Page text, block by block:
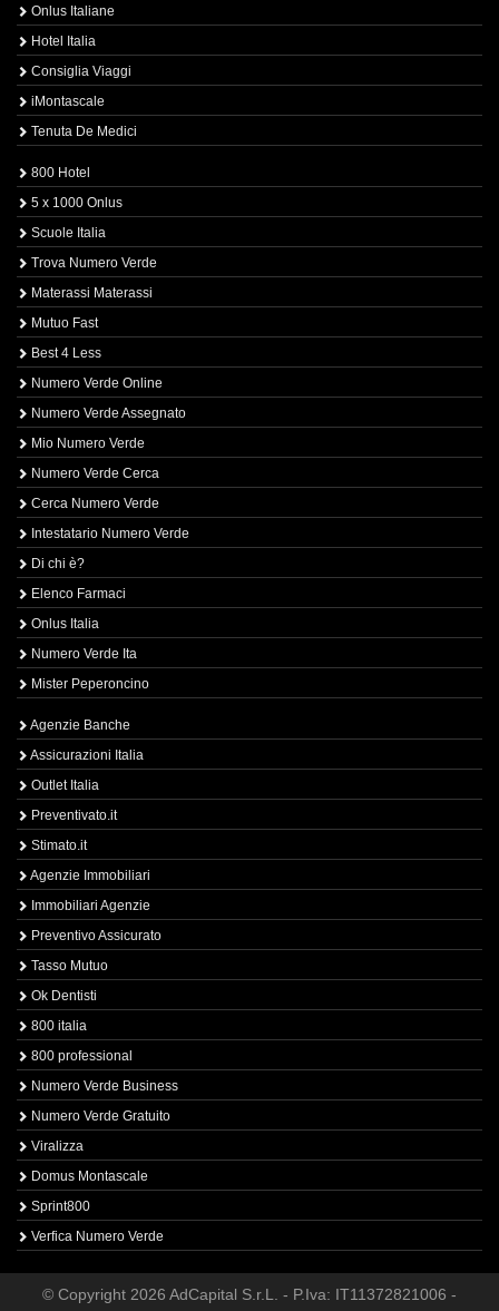
Onlus Italiane
Hotel Italia
Consiglia Viaggi
iMontascale
Tenuta De Medici
800 Hotel
5 x 1000 Onlus
Scuole Italia
Trova Numero Verde
Materassi Materassi
Mutuo Fast
Best 4 Less
Numero Verde Online
Numero Verde Assegnato
Mio Numero Verde
Numero Verde Cerca
Cerca Numero Verde
Intestatario Numero Verde
Di chi è?
Elenco Farmaci
Onlus Italia
Numero Verde Ita
Mister Peperoncino
Agenzie Banche
Assicurazioni Italia
Outlet Italia
Preventivato.it
Stimato.it
Agenzie Immobiliari
Immobiliari Agenzie
Preventivo Assicurato
Tasso Mutuo
Ok Dentisti
800 italia
800 professional
Numero Verde Business
Numero Verde Gratuito
Viralizza
Domus Montascale
Sprint800
Verfica Numero Verde
© Copyright 2026 AdCapital S.r.L. - P.Iva: IT11372821006 -